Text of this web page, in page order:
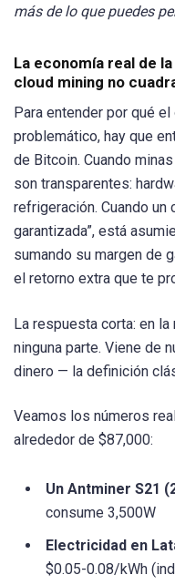
más de lo que puedes
La economía real de
cloud mining no
Para entender por qué
problemático, hay que
de Bitcoin. Cuando
son transparentes:
refrigeración. Cuando un
garantizada”, está
sumando su margen de
el retorno extra que te
La respuesta corta: en
ninguna parte. Viene de
dinero — la definición
Veamos los números
alrededor de $87,000:
Un Antminer S21
consume 3,500W
Electricidad en
$0.05-0.08/kWh